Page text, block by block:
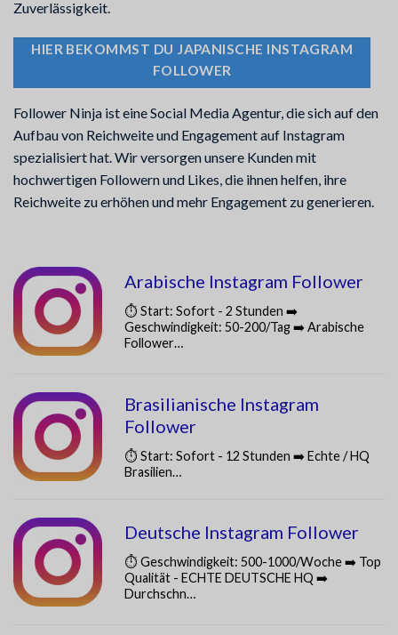
Zuverlässigkeit.
HIER BEKOMMST DU JAPANISCHE INSTAGRAM
FOLLOWER
Follower Ninja ist eine Social Media Agentur, die sich auf den
Aufbau von Reichweite und Engagement auf Instagram
spezialisiert hat. Wir versorgen unsere Kunden mit
hochwertigen Followern und Likes, die ihnen helfen, ihre
Reichweite zu erhöhen und mehr Engagement zu generieren.
Arabische Instagram Follower
⏱️ Start: Sofort - 2 Stunden ➡️
Geschwindigkeit: 50-200/Tag ➡️ Arabische
Follower…
Brasilianische Instagram
Follower
⏱️ Start: Sofort - 12 Stunden ➡️ Echte / HQ
Brasilien…
Deutsche Instagram Follower
⏱️ Geschwindigkeit: 500-1000/Woche ➡️ Top
Qualität - ECHTE DEUTSCHE HQ ➡️
Durchschn…